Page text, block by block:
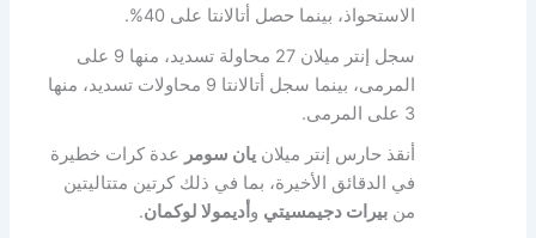
الاستحواذ، بينما حصل أتالانتا على 40%.
سجل إنتر ميلان 27 محاولة تسديد، منها 9 على
المرمى، بينما سجل أتالانتا 9 محاولات تسديد، منها
3 على المرمى.
أنقذ حارس إنتر ميلانيان سومر عدة كرات خطيرة
في الدقائق الأخيرة، بما في ذلك كرتين متتاليتين
منبيرات دجيمسيتي و أديمولا لوكمان.